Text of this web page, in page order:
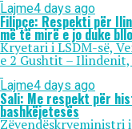
Lajme4 days ago
Filipçe: Respekti për
më të mirë e jo duke
Kryetari i LSDM-së,
e 2 Gushtit –
Lajme4 days ago
Sali: Me respekt për
bashkëjetesës
Zëvendëskryeministri